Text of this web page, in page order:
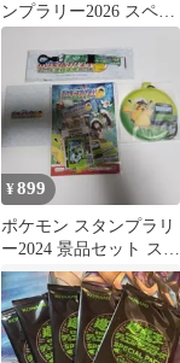
ンプラリー2026 スペシ
ャル版スタンプ帳 ②
¥899
ポケモン スタンプラリ
ー2024 景品セット スト
ラップ、パスケースな
ど 未開封